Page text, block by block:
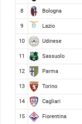
8 Bologna
9 Lazio
10 Udinese
11 Sassuolo
12 Parma
13 Torino
14 Cagliari
15 Fiorentina